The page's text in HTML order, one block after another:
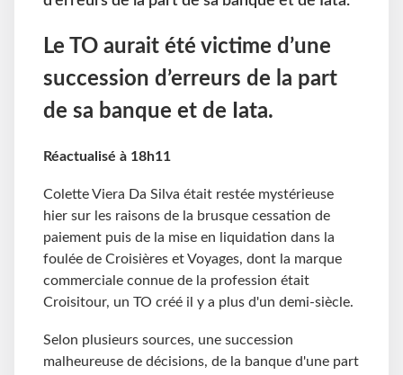
Le TO aurait été victime d’une
succession d’erreurs de la part
de sa banque et de Iata.
Réactualisé à 18h11
Colette Viera Da Silva était restée mystérieuse
hier sur les raisons de la brusque cessation de
paiement puis de la mise en liquidation dans la
foulée de Croisières et Voyages, dont la marque
commerciale connue de la profession était
Croisitour, un TO créé il y a plus d'un demi-siècle.
Selon plusieurs sources, une succession
malheureuse de décisions, de la banque d'une part